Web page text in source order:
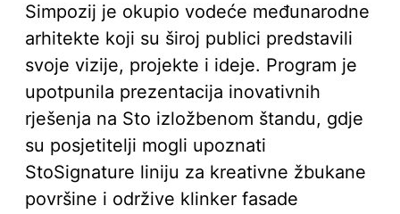
Simpozij je okupio vodeće međunarodne
arhitekte koji su široj publici predstavili
svoje vizije, projekte i ideje. Program je
upotpunila prezentacija inovativnih
rješenja na Sto izložbenom štandu, gdje
su posjetitelji mogli upoznati
StoSignature liniju za kreativne žbukane
površine i održive klinker fasade